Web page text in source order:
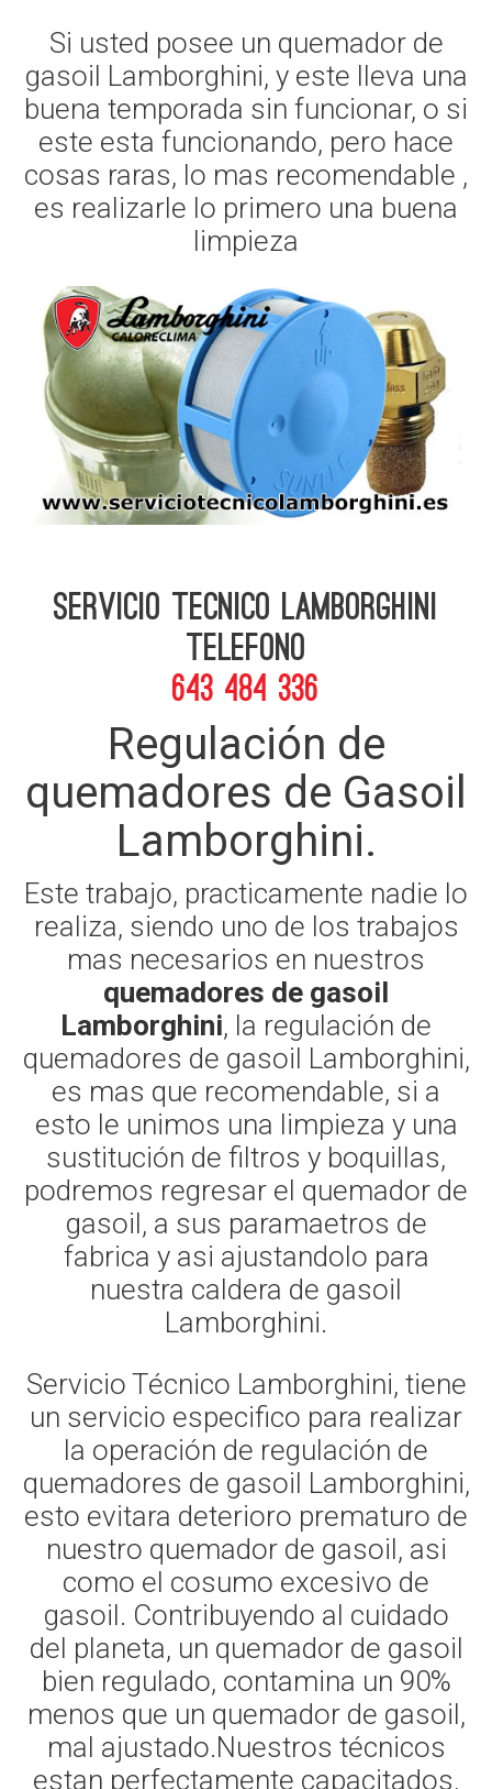
Si usted posee un quemador de
gasoil Lamborghini, y este lleva una
buena temporada sin funcionar, o si
este esta funcionando, pero hace
cosas raras, lo mas recomendable ,
es realizarle lo primero una buena
limpieza
Servicio Tecnico Lamborghini
telefono
643 484 336
Regulación de
quemadores de Gasoil
Lamborghini.
Este trabajo, practicamente nadie lo
realiza, siendo uno de los trabajos
mas necesarios en nuestros
quemadores de gasoil
Lamborghini, la regulación de
quemadores de gasoil Lamborghini,
es mas que recomendable, si a
esto le unimos una limpieza y una
sustitución de filtros y boquillas,
podremos regresar el quemador de
gasoil, a sus paramaetros de
fabrica y asi ajustandolo para
nuestra caldera de gasoil
Lamborghini.
Servicio Técnico Lamborghini, tiene
un servicio especifico para realizar
la operación de regulación de
quemadores de gasoil Lamborghini,
esto evitara deterioro prematuro de
nuestro quemador de gasoil, asi
como el cosumo excesivo de
gasoil. Contribuyendo al cuidado
del planeta, un quemador de gasoil
bien regulado, contamina un 90%
menos que un quemador de gasoil,
mal ajustado.Nuestros técnicos
estan perfectamente capacitados,